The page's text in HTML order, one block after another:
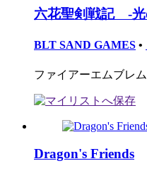
六花聖剣戦記 -光
BLT SAND GAMES •
ファイアーエムブレ
Dragon's Friends